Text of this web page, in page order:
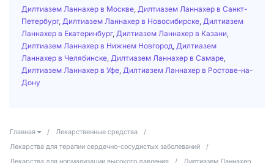
Дилтиазем Ланнахер в Москве Дилтиазем Ланнахер в Санкт-
Петербург, Дилтиазем Ланнахер в Новосибирске Дилтиазем
Ланнахер в Екатеринбург, Дилтиазем Ланнахер в Казани
Дилтиазем Ланнахер в Нижнем Новгород Дилтиазем
Ланнахер в Челябинске Дилтиазем Ланнахер в Самаре
Дилтиазем Ланнахер в Уфе Дилтиазем Ланнахер в Ростове-на-
Дону
Главная / Лекарственные средства
/
Лекарства для терапии сердечно-сосудистых заболеваний
/
Лекарства для нормализации высокого давления
/ Дилтиазем Ланнахер